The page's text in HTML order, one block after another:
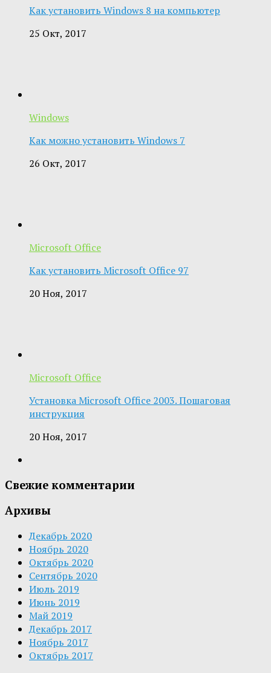
Как установить Windows 8 на компьютер
25 Окт, 2017
Windows
Как можно установить Windows 7
26 Окт, 2017
Microsoft Office
Как установить Microsoft Office 97
20 Ноя, 2017
Microsoft Office
Установка Microsoft Office 2003. Пошаговая
инструкция
20 Ноя, 2017
Свежие комментарии
Архивы
Декабрь 2020
Ноябрь 2020
Октябрь 2020
Сентябрь 2020
Июль 2019
Июнь 2019
Май 2019
Декабрь 2017
Ноябрь 2017
Октябрь 2017